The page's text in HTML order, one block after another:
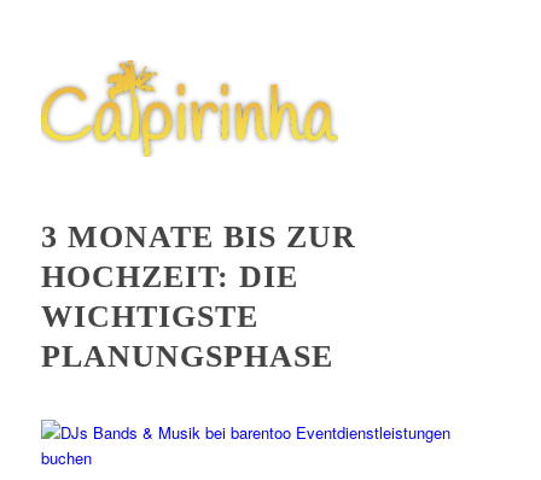
3 MONATE BIS ZUR
HOCHZEIT: DIE
WICHTIGSTE
PLANUNGSPHASE